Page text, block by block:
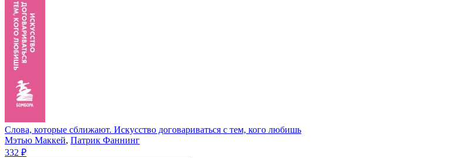
Слова, которые сближают. Искусство договариваться с тем, кого любишь
Мэтью Маккей, Патрик Фаннинг
332 ₽